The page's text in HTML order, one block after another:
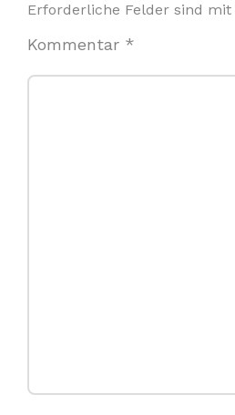
Erforderliche Felder sind mit
Kommentar *